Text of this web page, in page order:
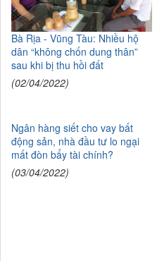
Bà Rịa - Vũng Tàu: Nhiều hộ
dân “không chốn dung thân”
sau khi bị thu hồi đất
(02/04/2022)
Ngân hàng siết cho vay bất
động sản, nhà đầu tư lo ngại
mất đòn bẩy tài chính?
(03/04/2022)